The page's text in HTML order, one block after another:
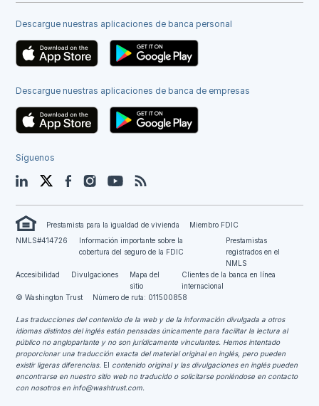
Descargue nuestras aplicaciones de banca personal
Descargue nuestras aplicaciones de banca de empresas
Síguenos
LinkedIn TwitterFacebookInstagramYouTube
Prestamista para la igualdad de vivienda
Miembro FDIC
NMLS#414726
Información importante sobre la
cobertura del seguro de la FDIC
Prestamistas
registrados en el
NMLS
Accesibilidad
Divulgaciones
Mapa del
sitio
Clientes de la banca en línea
internacional
© Washington Trust
Número de ruta: 011500858
Las traducciones del contenido de la web y de la información divulgada a otros
idiomas distintos del inglés están pensadas únicamente para facilitar la lectura al
público no angloparlante y no son jurídicamente vinculantes. Hemos intentado
proporcionar una traducción exacta del material original en inglés, pero pueden
existir ligeras diferencias. El contenido original y las divulgaciones en inglés pueden
encontrarse en nuestro sitio web no traducido o solicitarse poniéndose en contacto
con nosotros en info@washtrust.com.